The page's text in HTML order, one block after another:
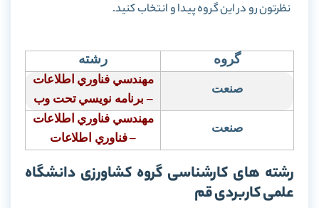
نظرتون رو در این گروه پیدا و انتخاب کنید.
گروه رشته
صنعت
مهندسي فناوري اطلاعات
–برنامه نويسي تحت وب
صنعت
مهندسي فناوري اطلاعات
– فناوري اطلاعات
رشته های کارشناسی گروه کشاورزی دانشگاه
علمی کاربردی قم